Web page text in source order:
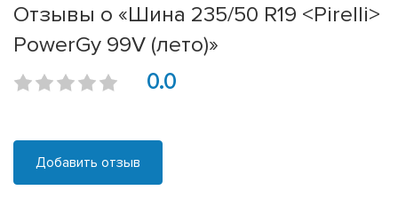
Отзывы о «Шина 235/50 R19 <Pirelli>
PowerGy 99V (лето)»
0.0
Добавить отзыв